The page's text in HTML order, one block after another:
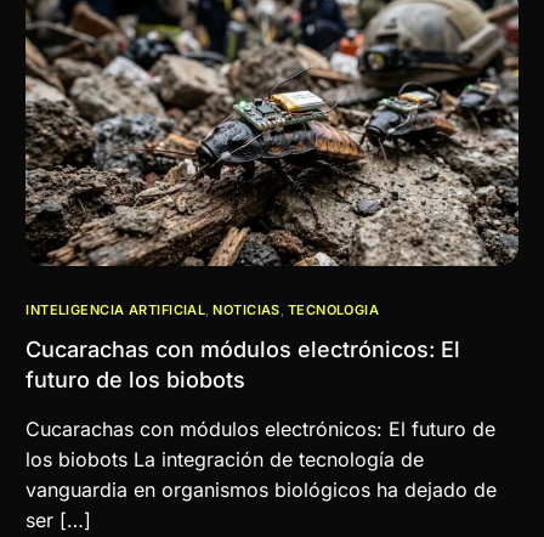
INTELIGENCIA ARTIFICIAL,NOTICIAS, TECNOLOGIA
Cucarachas con módulos electrónicos: El
futuro de los biobots
Cucarachas con módulos electrónicos: El futuro de
los biobots La integración de tecnología de
vanguardia en organismos biológicos ha dejado de
ser […]